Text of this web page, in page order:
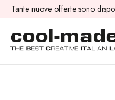
Tante nuove offerte sono